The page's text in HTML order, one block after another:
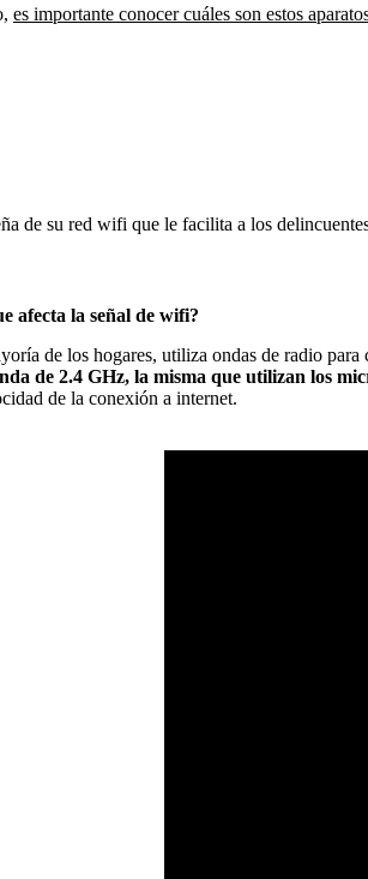
es importante conocer cuáles son estos
de su red wifi que le facilita a los
afecta la señal de wifi?
de los hogares, utiliza ondas de radio
de 2.4 GHz, la misma que utilizan los
de la conexión a internet.